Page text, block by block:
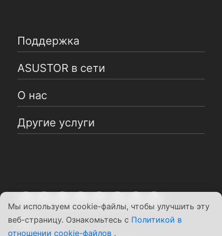
Мы используем cookie-файлы, чтобы улучшить эту
веб-страницу. Ознакомьтесь с Политикой в
отношении cookie-файлов .
Поддержка
ASUSTOR в сети
О нас
Другие услуги
Pусский